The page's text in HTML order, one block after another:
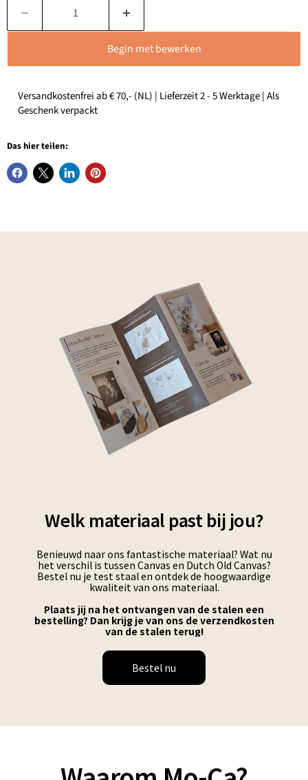
Begin met bewerken
Versandkostenfrei ab € 70,- (NL) | Lieferzeit 2 - 5 Werktage | Als
Geschenk verpackt
Das hier teilen:
Welk materiaal past bij jou?
Benieuwd naar ons fantastische materiaal? Wat nu
het verschil is tussen Canvas en Dutch Old Canvas?
Bestel nu je test staal en ontdek de hoogwaardige
kwaliteit van ons materiaal.
Plaats jij na het ontvangen van de stalen een
bestelling? Dan krijg je van ons de verzendkosten
van de stalen terug!
Bestel nu